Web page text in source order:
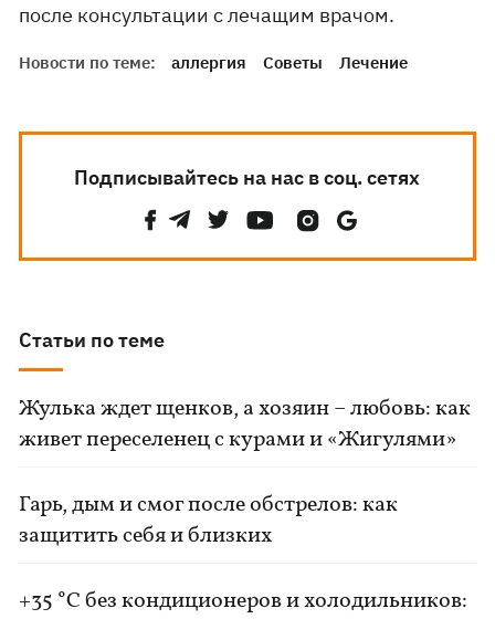
после консультации с лечащим врачом.
Новости по теме: аллергия Советы Лечение
Подписывайтесь на нас в соц. сетях
Статьи по теме
Жулька ждет щенков, а хозяин – любовь: как
живет переселенец с курами и «Жигулями»
Гарь, дым и смог после обстрелов: как
защитить себя и близких
+35 °C без кондиционеров и холодильников: